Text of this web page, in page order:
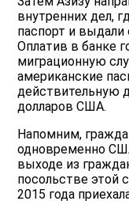
внутренних дел,
паспорт и
Оплатив в банке
миграционную
американские
действительную
долларов США.
Напомним,
одновременно
выходе из
посольстве этой
2015 года